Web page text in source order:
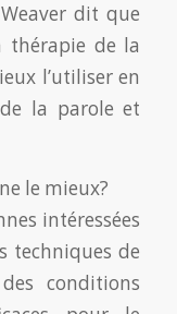
dit que
thérapie de la
l’utiliser en
la parole et
le mieux?
intéressées
techniques de
conditions